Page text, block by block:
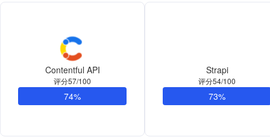
Contentful API
评分57/100
74%
Strapi
评分54/100
73%